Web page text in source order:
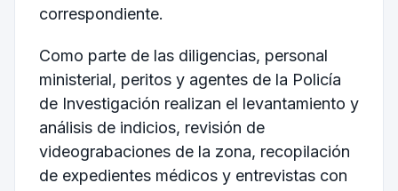
correspondiente.
Como parte de las diligencias, personal
ministerial, peritos y agentes de la Policía
de Investigación realizan el levantamiento y
análisis de indicios, revisión de
videograbaciones de la zona, recopilación
de expedientes médicos y entrevistas con